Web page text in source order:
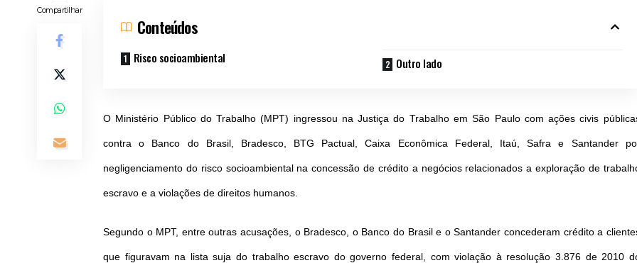
Compartilhar
Conteúdos
Risco socioambiental Outro lado
O Ministério Público do Trabalho (MPT) ingressou na Justiça do Trabalho em São Paulo com ações civis
contra o Banco do Brasil, Bradesco, BTG Pactual, Caixa Econômica Federal, Itaú, Safra e Santander
negligenciamento do risco socioambiental na concessão de crédito a negócios relacionados a exploração de
escravo e a violações de direitos humanos.
Segundo o MPT, entre outras acusações, o Bradesco, o Banco do Brasil e o Santander concederam crédito a
que figuravam na lista suja do trabalho escravo do governo federal, com violação à resolução 3.876 de 2010